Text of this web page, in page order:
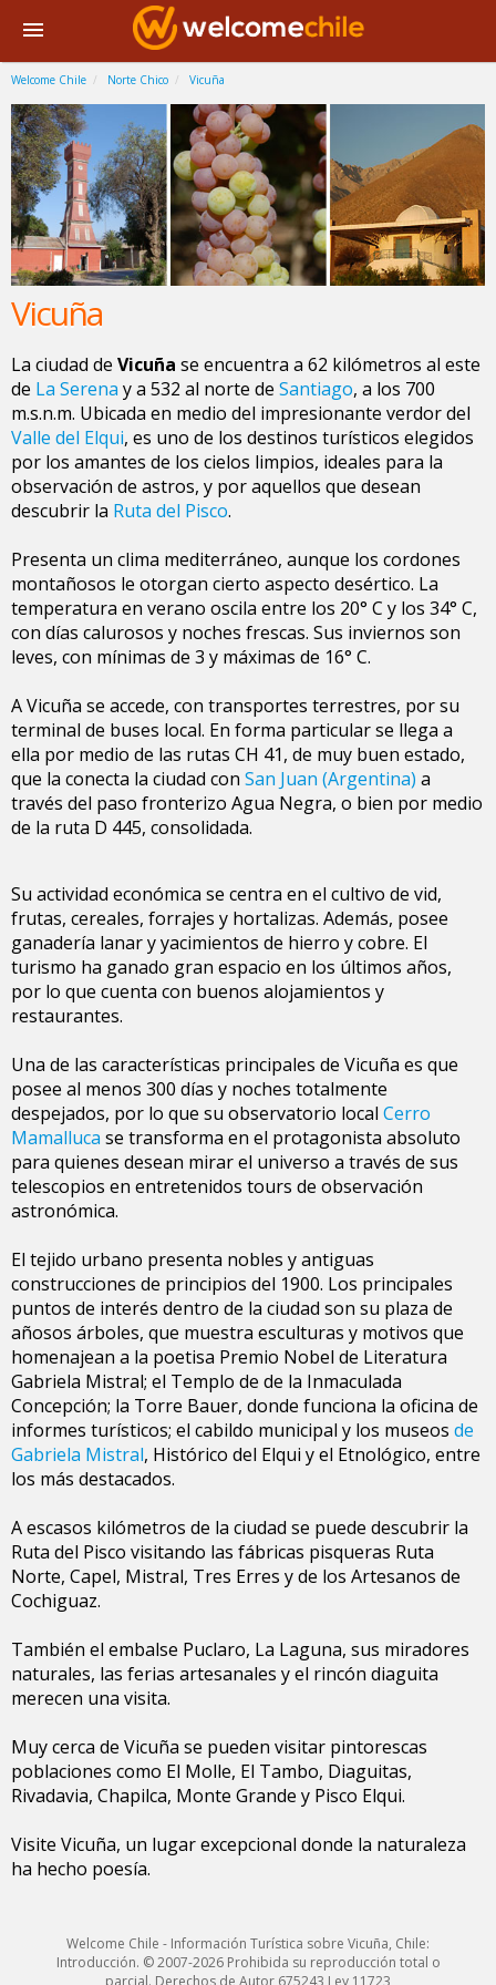
Welcome Chile Norte Chico Vicuña
Vicuña
La ciudad de Vicuña se encuentra a 62 kilómetros al este
de La Serena y a 532 al norte de Santiago, a los 700
m.s.n.m. Ubicada en medio del impresionante verdor del
Valle del Elqui, es uno de los destinos turísticos elegidos
por los amantes de los cielos limpios, ideales para la
observación de astros, y por aquellos que desean
descubrir la Ruta del Pisco.
Presenta un clima mediterráneo, aunque los cordones
montañosos le otorgan cierto aspecto desértico. La
temperatura en verano oscila entre los 20° C y los 34° C,
con días calurosos y noches frescas. Sus inviernos son
leves, con mínimas de 3 y máximas de 16° C.
A Vicuña se accede, con transportes terrestres, por su
terminal de buses local. En forma particular se llega a
ella por medio de las rutas CH 41, de muy buen estado,
que la conecta la ciudad con San Juan (Argentina) a
través del paso fronterizo Agua Negra, o bien por medio
de la ruta D 445, consolidada.
Su actividad económica se centra en el cultivo de vid,
frutas, cereales, forrajes y hortalizas. Además, posee
ganadería lanar y yacimientos de hierro y cobre. El
turismo ha ganado gran espacio en los últimos años,
por lo que cuenta con buenos alojamientos y
restaurantes.
Una de las características principales de Vicuña es que
posee al menos 300 días y noches totalmente
despejados, por lo que su observatorio local Cerro
Mamalluca se transforma en el protagonista absoluto
para quienes desean mirar el universo a través de sus
telescopios en entretenidos tours de observación
astronómica.
El tejido urbano presenta nobles y antiguas
construcciones de principios del 1900. Los principales
puntos de interés dentro de la ciudad son su plaza de
añosos árboles, que muestra esculturas y motivos que
homenajean a la poetisa Premio Nobel de Literatura
Gabriela Mistral; el Templo de de la Inmaculada
Concepción; la Torre Bauer, donde funciona la oficina de
informes turísticos; el cabildo municipal y los museos de
Gabriela Mistral, Histórico del Elqui y el Etnológico, entre
los más destacados.
A escasos kilómetros de la ciudad se puede descubrir la
Ruta del Pisco visitando las fábricas pisqueras Ruta
Norte, Capel, Mistral, Tres Erres y de los Artesanos de
Cochiguaz.
También el embalse Puclaro, La Laguna, sus miradores
naturales, las ferias artesanales y el rincón diaguita
merecen una visita.
Muy cerca de Vicuña se pueden visitar pintorescas
poblaciones como El Molle, El Tambo, Diaguitas,
Rivadavia, Chapilca, Monte Grande y Pisco Elqui.
Visite Vicuña, un lugar excepcional donde la naturaleza
ha hecho poesía.
Welcome Chile - Información Turística sobre Vicuña, Chile:
Introducción. © 2007-2026 Prohibida su reproducción total o